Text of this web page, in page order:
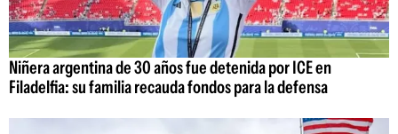
Niñera argentina de 30 años fue detenida por ICE en
Filadelfia: su familia recauda fondos para la defensa